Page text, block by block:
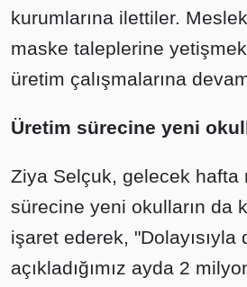
kurumlarına ilettiler.
maske taleplerine
üretim çalışmalarına
Üretim sürecine yeni
Ziya Selçuk, gelecek hafta
sürecine yeni okulların da
işaret ederek, "Dolayısıyla
açıkladığımız ayda 2